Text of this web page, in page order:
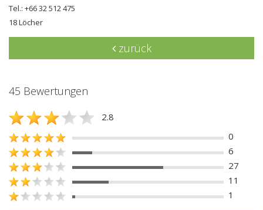
Tel.: +66 32 512 475
18 Löcher
zurück
45 Bewertungen
2.8
0
6
27
11
1